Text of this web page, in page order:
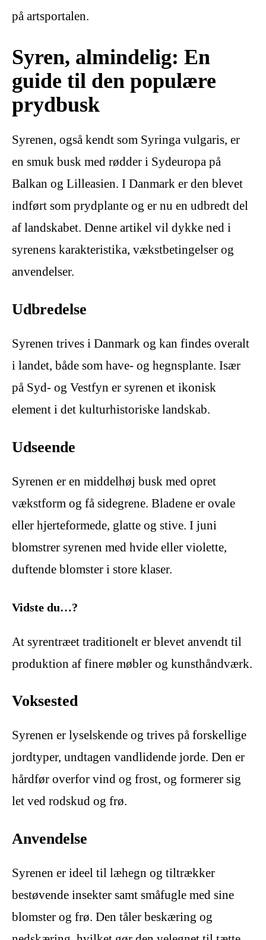
på artsportalen.
Syren, almindelig: En
guide til den populære
prydbusk
Syrenen, også kendt som Syringa vulgaris, er
en smuk busk med rødder i Sydeuropa på
Balkan og Lilleasien. I Danmark er den blevet
indført som prydplante og er nu en udbredt del
af landskabet. Denne artikel vil dykke ned i
syrenens karakteristika, vækstbetingelser og
anvendelser.
Udbredelse
Syrenen trives i Danmark og kan findes overalt
i landet, både som have- og hegnsplante. Især
på Syd- og Vestfyn er syrenen et ikonisk
element i det kulturhistoriske landskab.
Udseende
Syrenen er en middelhøj busk med opret
vækstform og få sidegrene. Bladene er ovale
eller hjerteformede, glatte og stive. I juni
blomstrer syrenen med hvide eller violette,
duftende blomster i store klaser.
Vidste du…?
At syrentræet traditionelt er blevet anvendt til
produktion af finere møbler og kunsthåndværk.
Voksested
Syrenen er lyselskende og trives på forskellige
jordtyper, undtagen vandlidende jorde. Den er
hårdfør overfor vind og frost, og formerer sig
let ved rodskud og frø.
Anvendelse
Syrenen er ideel til læhegn og tiltrækker
bestøvende insekter samt småfugle med sine
blomster og frø. Den tåler beskæring og